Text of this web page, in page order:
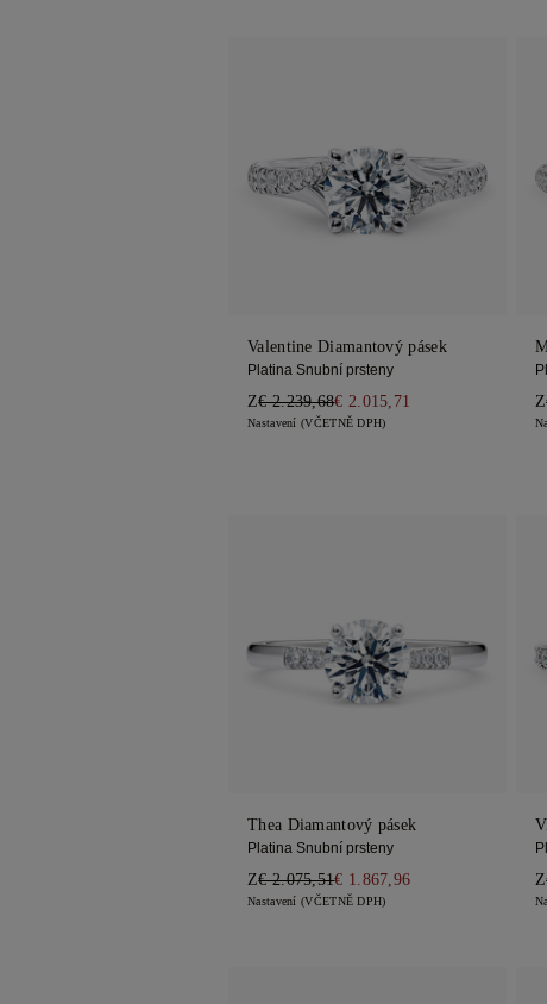
Valentine Diamantový pásek
Platina Snubní prsteny
Z€ 2.239,68€ 2.015,71
Nastavení (VČETNĚ DPH)
Z
Thea Diamantový pásek
Platina Snubní prsteny
Z€ 2.075,51€ 1.867,96
Nastavení (VČETNĚ DPH)
Z